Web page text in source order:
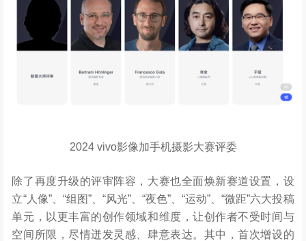
2024 vivo影像加手机摄影大赛评委
除了再度升级的评审阵容，大赛也全面焕新赛道设置，设
立“人像”、“组图”、“风光”、“夜色”、“运动”、“微距”六大投稿
单元，以更丰富的创作领域和维度，让创作者不受时间与
空间所限，尽情迸发灵感、肆意表达。其中，首次增设的